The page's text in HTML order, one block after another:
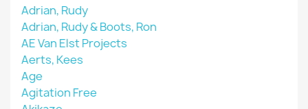
Adrian, Rudy
Adrian, Rudy & Boots, Ron
AE Van Elst Projects
Aerts, Kees
Age
Agitation Free